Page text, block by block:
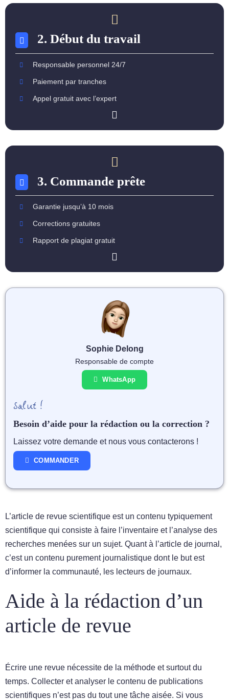
2. Début du travail
Responsable personnel 24/7
Paiement par tranches
Appel gratuit avec l’expert
3. Commande prête
Garantie jusqu’à 10 mois
Corrections gratuites
Rapport de plagiat gratuit
Sophie Delong
Responsable de compte
WhatsApp
Salut !
Besoin d’aide pour la rédaction ou la correction ?
Laissez votre demande et nous vous contacterons !
COMMANDER
L’article de revue scientifique est un contenu typiquement
scientifique qui consiste à faire l’inventaire et l’analyse des
recherches menées sur un sujet. Quant à l’article de journal,
c’est un contenu purement journalistique dont le but est
d’informer la communauté, les lecteurs de journaux.
Aide à la rédaction d’un
article de revue
Écrire une revue nécessite de la méthode et surtout du
temps. Collecter et analyser le contenu de publications
scientifiques n’est pas du tout une tâche aisée. Si vous